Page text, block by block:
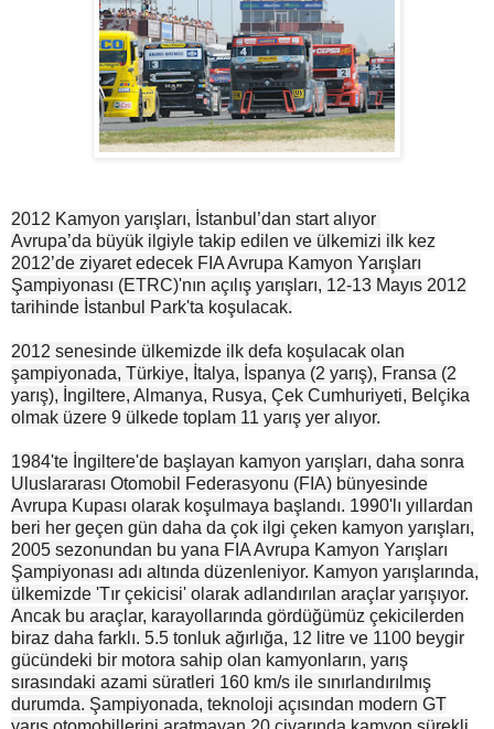
2012 Kamyon yarışları, İstanbul’dan start alıyor
Avrupa’da büyük ilgiyle takip edilen ve ülkemizi ilk kez
2012’de ziyaret edecek FIA Avrupa Kamyon Yarışları
Şampiyonası (ETRC)'nın açılış yarışları, 12-13 Mayıs 2012
tarihinde İstanbul Park'ta koşulacak.
2012 senesinde ülkemizde ilk defa koşulacak olan
şampiyonada, Türkiye, İtalya, İspanya (2 yarış), Fransa (2
yarış), İngiltere, Almanya, Rusya, Çek Cumhuriyeti, Belçika
olmak üzere 9 ülkede toplam 11 yarış yer alıyor.
1984'te İngiltere'de başlayan kamyon yarışları, daha sonra
Uluslararası Otomobil Federasyonu (FIA) bünyesinde
Avrupa Kupası olarak koşulmaya başlandı. 1990'lı yıllardan
beri her geçen gün daha da çok ilgi çeken kamyon yarışları,
2005 sezonundan bu yana FIA Avrupa Kamyon Yarışları
Şampiyonası adı altında düzenleniyor. Kamyon yarışlarında,
ülkemizde 'Tır çekicisi' olarak adlandırılan araçlar yarışıyor.
Ancak bu araçlar, karayollarında gördüğümüz çekicilerden
biraz daha farklı. 5.5 tonluk ağırlığa, 12 litre ve 1100 beygir
gücündeki bir motora sahip olan kamyonların, yarış
sırasındaki azami süratleri 160 km/s ile sınırlandırılmış
durumda. Şampiyonada, teknoloji açısından modern GT